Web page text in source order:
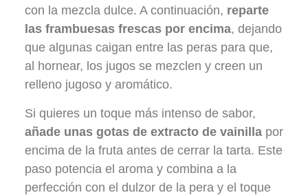
con la mezcla dulce. A continuación, reparte
las frambuesas frescas por encima, dejando
que algunas caigan entre las peras para que,
al hornear, los jugos se mezclen y creen un
relleno jugoso y aromático.
Si quieres un toque más intenso de sabor,
añade unas gotas de extracto de vainilla por
encima de la fruta antes de cerrar la tarta. Este
paso potencia el aroma y combina a la
perfección con el dulzor de la pera y el toque